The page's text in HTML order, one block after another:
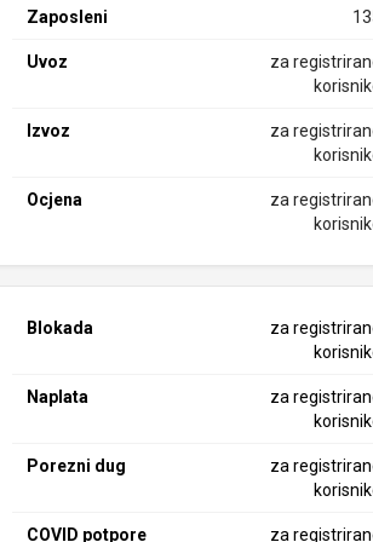
Zaposleni
Uvoz
za
Izvoz
za
Ocjena
za
Blokada
za
Naplata
za
Porezni dug
za
COVID potpore za